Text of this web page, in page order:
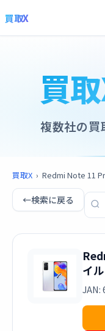
買取X
買
複数社の買
買取X › Redmi Note 11
←検索に戻る
イ
JAN: